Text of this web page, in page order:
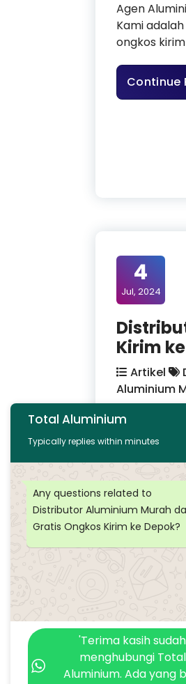
Agen
Kami
ongkos
Continue
4
Jul, 2024
Kirim
Artikel
Aluminium
Distributor
Kami
ongkos
Continue
Total Aluminium
Typically replies within minutes
Any questions related to
Distributor Aluminium Murah
Gratis Ongkos Kirim ke Depok?
'Terima kasih sudah
menghubungi Total
Aluminium. Ada yang